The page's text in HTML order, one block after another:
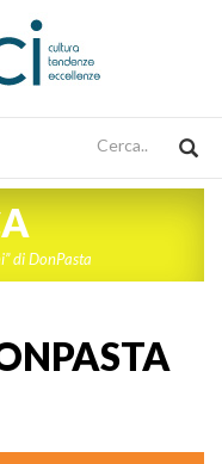
di DonPasta